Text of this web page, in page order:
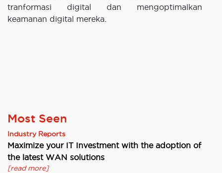
tranformasi digital dan mengoptimalkan
keamanan digital mereka.
Most Seen
Industry Reports
Maximize your IT Investment with the adoption of
the latest WAN solutions
[read more]